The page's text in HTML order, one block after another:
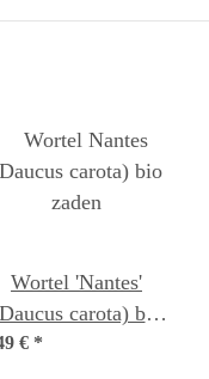
Wortel 'Nantes'
carota) bio
€ *